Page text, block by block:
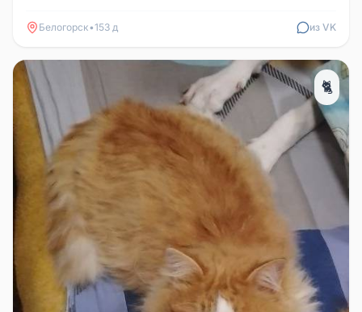
Белогорск•153 д из VK
🐈